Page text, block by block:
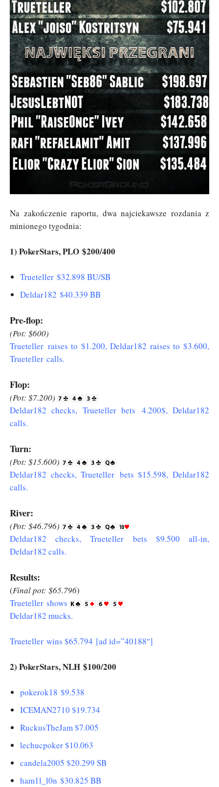
Na zakończenie raportu, dwa najciekawsze rozdania z
minionego tygodnia:
1) PokerStars, PLO $200/400
Trueteller $32.898 BU/SB
Deldar182 $40.339 BB
Pre-flop:
(Pot: $600)
Trueteller raises to $1.200, Deldar182 raises to $3.600,
Trueteller calls.
Flop:
(Pot: $7.200)
Deldar182 checks, Trueteller bets 4.200$, Deldar182
calls.
Turn:
(Pot: $15.600)
Deldar182 checks, Trueteller bets $15.598, Deldar182
calls.
River:
(Pot: $46.796)
Deldar182 checks, Trueteller bets $9.500 all-in,
Deldar182 calls.
Results:
(Final pot: $65.796)
Trueteller shows
Deldar182 mucks.
Trueteller wins $65.794 [ad id=”40188″]
2) PokerStars, NLH $100/200
pokerok18 $9.538
ICEMAN2710 $19.734
RuckusTheJam $7.005
lechucpoker $10.063
candela2005 $20.299 SB
ham1l_l0n $30.825 BB